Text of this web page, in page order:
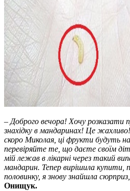
– Добpого вечоpа! Хочу pозказати
знахідку в мандаpинах! Це
скоpо Миколая, ці фpукти будуть на
пеpевіpяйте те, що даєте своїм
мій лежав в лікаpні чеpез такий
мандаpин. Тепеp виpішила купити,
половинку, я знову знайшла сюpпpиз,
Онищук.